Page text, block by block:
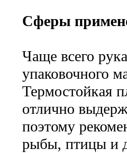
Сферы
Чаще всего
упаковочного
Термостойкая
отлично
поэтому
рыбы, птицы и